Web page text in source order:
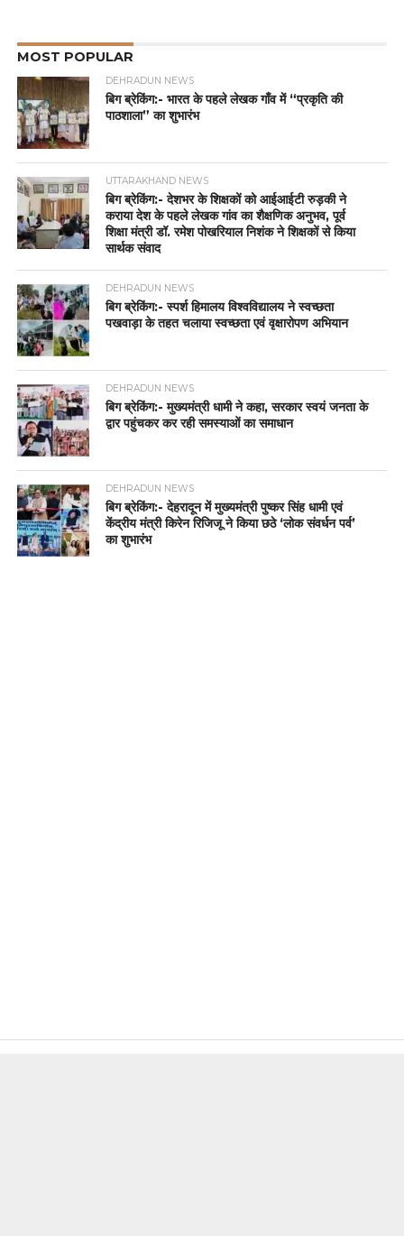
MOST POPULAR
DEHRADUN NEWS
बिग ब्रेकिंग:- भारत के पहले लेखक गाँव में “प्रकृति की
पाठशाला” का शुभारंभ
UTTARAKHAND NEWS
बिग ब्रेकिंग:- देशभर के शिक्षकों को आईआईटी रुड़की ने
कराया देश के पहले लेखक गांव का शैक्षणिक अनुभव, पूर्व
शिक्षा मंत्री डॉ. रमेश पोखरियाल निशंक ने शिक्षकों से किया
सार्थक संवाद
DEHRADUN NEWS
बिग ब्रेकिंग:- स्पर्श हिमालय विश्वविद्यालय ने स्वच्छता
पखवाड़ा के तहत चलाया स्वच्छता एवं वृक्षारोपण अभियान
DEHRADUN NEWS
बिग ब्रेकिंग:- मुख्यमंत्री धामी ने कहा, सरकार स्वयं जनता के
द्वार पहुंचकर कर रही समस्याओं का समाधान
DEHRADUN NEWS
बिग ब्रेकिंग:- देहरादून में मुख्यमंत्री पुष्कर सिंह धामी एवं
केंद्रीय मंत्री किरेन रिजिजू ने किया छठे ‘लोक संवर्धन पर्व’
का शुभारंभ